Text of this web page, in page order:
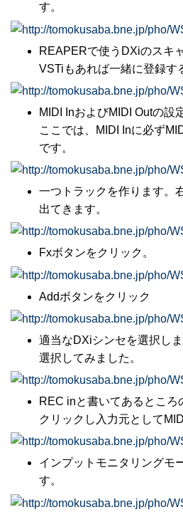
す。
REAPERで使うDXiのスキ
VSTiもあれば一緒に登録す
MIDI InおよびMIDI Outの設
ここでは、MIDI Inに必ず
です。
一つトラックを作ります。
出てきます。
Fxボタンをクリック。
Addボタンをクリック
適当なDXiシンセを選択し
選択してみました。
REC inと書いてあるとこ
クリックし入力元として
インプットモニタリングモ
す。